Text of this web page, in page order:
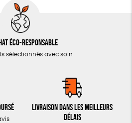
éco-responsable
sélectionnés avec soin
Livraison dans les meilleurs
délais